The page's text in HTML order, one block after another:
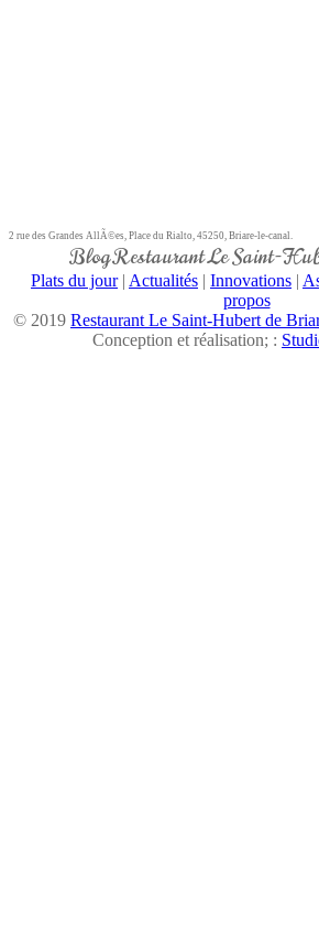
2 rue des Grandes AllÃ©es, Place du Rialto, 45250, Briare-le-canal.
Blog Restaurant Le Saint-
Plats du jour| Actualités | Innovations |
propos
© 2019 Restaurant Le Saint-Hubert de
Conception et réalisation; :